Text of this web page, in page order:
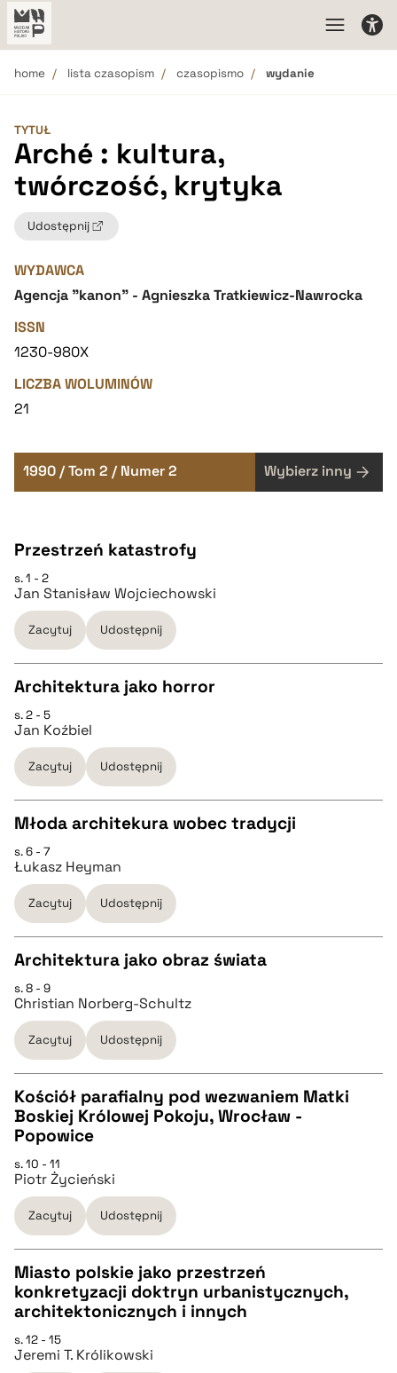
home lista czasopism czasopismo wydanie
TYTUŁ
Arché : kultura,
twórczość, krytyka
Udostępnij
WYDAWCA
Agencja "kanon" - Agnieszka Tratkiewicz-Nawrocka
ISSN
1230-980X
LICZBA WOLUMINÓW
21
1990 / Tom 2 / Numer 2 Wybierz inny
Przestrzeń katastrofy
s. 1 - 2
Jan Stanisław Wojciechowski
Zacytuj Udostępnij
CZYSTY TEKST
pobierz cytat
BIBTEX
pobierz cytat
Architektura jako horror
s. 2 - 5
Jan Koźbiel
Zacytuj Udostępnij
CZYSTY TEKST
pobierz cytat
BIBTEX
pobierz cytat
Młoda architekura wobec tradycji
s. 6 - 7
Łukasz Heyman
Zacytuj Udostępnij
CZYSTY TEKST
pobierz cytat
BIBTEX
Architektura jako obraz świata
s. 8 - 9
Christian Norberg-Schultz
Zacytuj Udostępnij
CZYSTY TEKST
pobierz cytat
BIBTEX
pobierz cytat
Kościół parafialny pod wezwaniem Matki
Boskiej Królowej Pokoju, Wrocław -
Popowice
s. 10 - 11
Piotr Życieński
Zacytuj Udostępnij
CZYSTY TEKST
pobierz cytat
Miasto polskie jako przestrzeń
konkretyzacji doktryn urbanistycznych,
architektonicznych i innych
s. 12 - 15
Jeremi T. Królikowski